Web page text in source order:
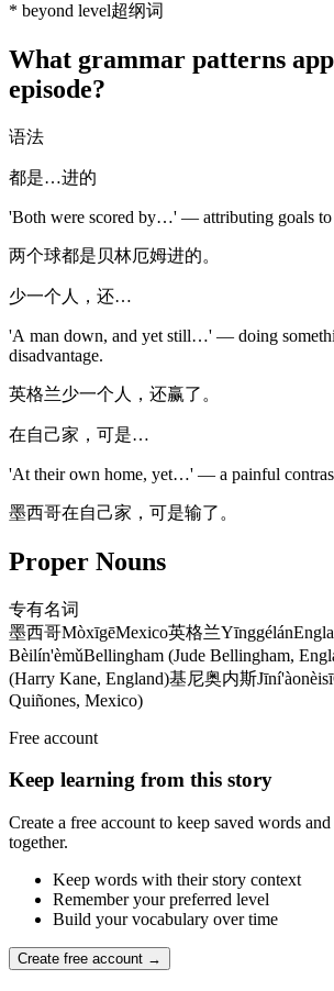
* beyond level超纲词
What grammar patterns
episode?
语法
都是…进的
'Both were scored by…' — attributing goals to
两个球都是贝林厄姆进的。
少一个人，还…
'A man down, and yet still…' — doing
disadvantage.
英格兰少一个人，还赢了。
在自己家，可是…
'At their own home, yet…' — a painful
墨西哥在自己家，可是输了。
Proper Nouns
专有名词
墨西哥MòxīgēMexico英格兰Yīnggélán
Bèilín'èmǔBellingham (Jude Bellingham,
(Harry Kane, England)基尼奥内斯Jīní'àonèisī
Quiñones, Mexico)
Free account
Keep learning from this story
Create a free account to keep saved words
together.
Keep words with their story context
Remember your preferred level
Build your vocabulary over time
Create free account →